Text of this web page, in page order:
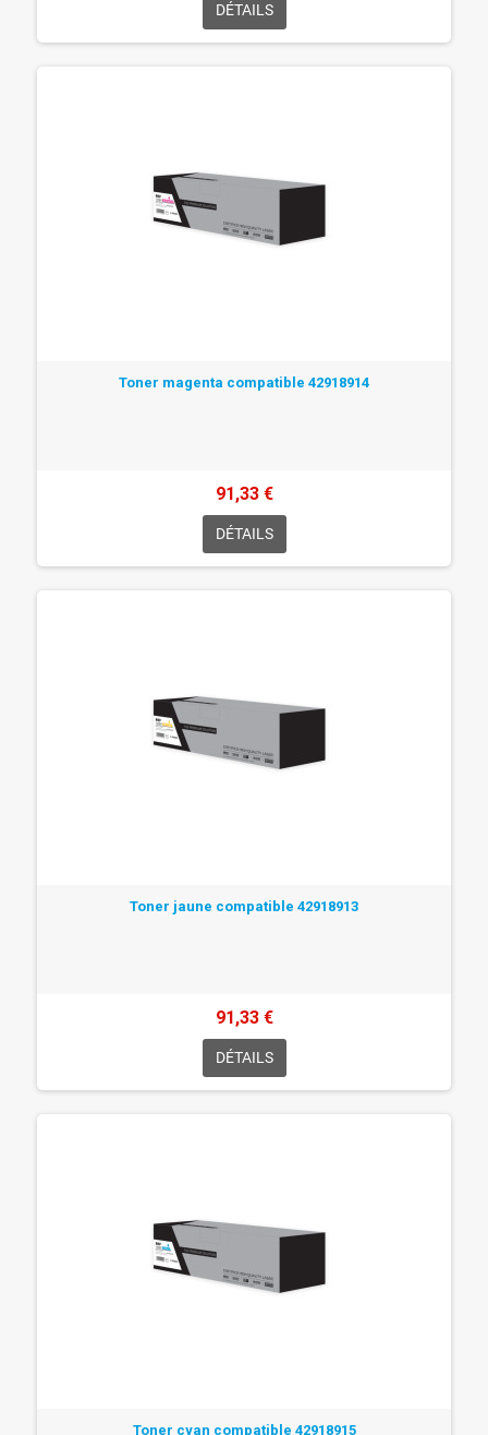
DÉTAILS
Toner magenta compatible 42918914
91,33 €
DÉTAILS
Toner jaune compatible 42918913
91,33 €
DÉTAILS
Toner cyan compatible 42918915